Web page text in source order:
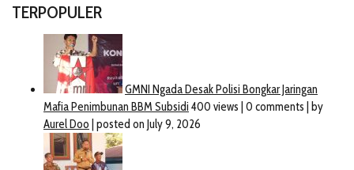
TERPOPULER